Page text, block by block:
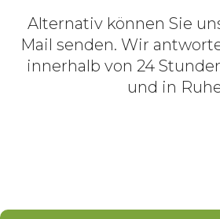
Alternativ können Sie
Mail senden. Wir
innerhalb von 24
und in